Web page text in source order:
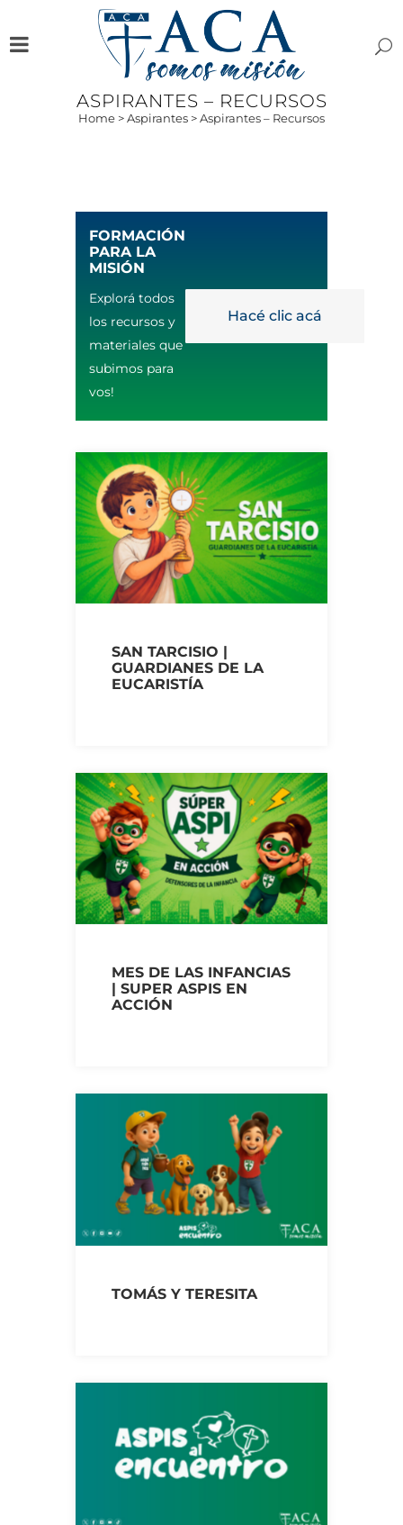
ASPIRANTES – RECURSOS
Home >Aspirantes >Aspirantes – Recursos
FORMACIÓN
PARA LA
MISIÓN
Explorá todos
los recursos y
materiales que
subimos para
vos!
Hacé clic acá
SAN TARCISIO |
GUARDIANES DE LA
EUCARISTÍA
MES DE LAS INFANCIAS
| SUPER ASPIS EN
ACCIÓN
TOMÁS Y TERESITA